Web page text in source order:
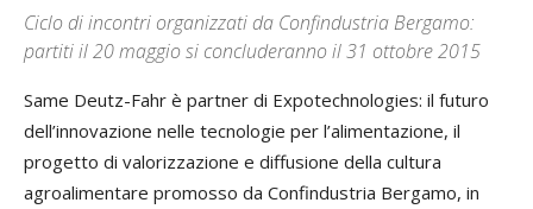
Ciclo di incontri organizzati da Confindustria Bergamo:
partiti il 20 maggio si concluderanno il 31 ottobre 2015
Same Deutz-Fahr è partner di Expotechnologies: il futuro
dell’innovazione nelle tecnologie per l’alimentazione, il
progetto di valorizzazione e diffusione della cultura
agroalimentare promosso da Confindustria Bergamo, in